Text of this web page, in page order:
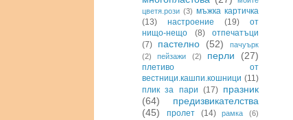
цветя.рози (3) мъжка картичка
(13)
настроение (19)
от
нищо-нещо
(8)
отпечатъци
(7)
пастелно (52)
пачуърк
(2)
пейзажи (2) перли (27)
плетиво от
вестници.кашпи.кошници (11)
плик за пари (17) празник
(64)
предизвикателства
(45)
пролет (14) рамка (6)